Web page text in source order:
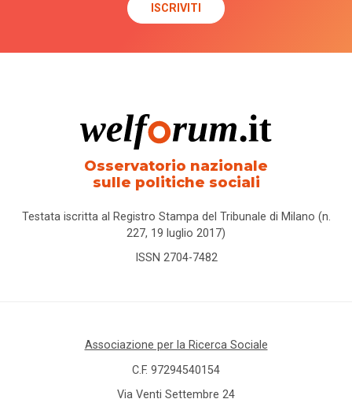
Osservatorio nazionale
sulle politiche sociali
Testata iscritta al Registro Stampa del Tribunale di Milano (n.
227, 19 luglio 2017)
ISSN 2704-7482
Associazione per la Ricerca Sociale
C.F. 97294540154
Via Venti Settembre 24